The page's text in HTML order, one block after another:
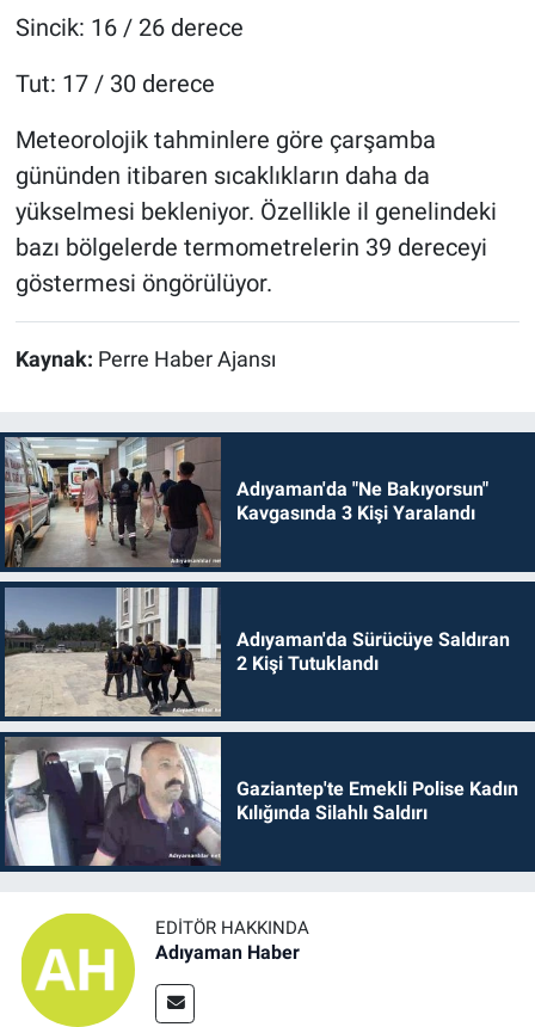
Sincik: 16 / 26 derece
Tut: 17 / 30 derece
Meteorolojik tahminlere göre çarşamba
gününden itibaren sıcaklıkların daha da
yükselmesi bekleniyor. Özellikle il genelindeki
bazı bölgelerde termometrelerin 39 dereceyi
göstermesi öngörülüyor.
Kaynak: Perre Haber Ajansı
Adıyaman'da "Ne Bakıyorsun"
Kavgasında 3 Kişi Yaralandı
Adıyaman'da Sürücüye Saldıran
2 Kişi Tutuklandı
Gaziantep'te Emekli Polise Kadın
Kılığında Silahlı Saldırı
EDITÖR HAKKINDA
Adıyaman Haber